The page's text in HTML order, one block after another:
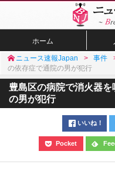
ホーム
ニュース速報Japan 事件
の依存症で通院の男が犯行
豊島区の病院で消火器
の男が犯行
いいね！
Pocket